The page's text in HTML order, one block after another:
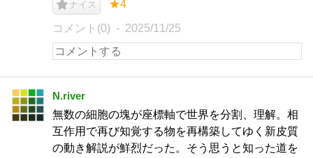
ナイス ★4
コメント(0) 2025/11/25
N.river
無数の細胞の塊が座標軸で世界を分割、理解。相
互作用で再び知覚する物を再構築してゆく新皮質
の動き解説が鮮烈だった。そう思うと知った道を